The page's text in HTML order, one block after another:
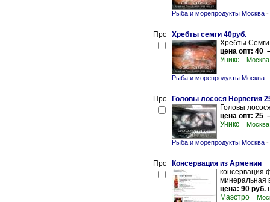
Рыба и морепродукты Москва -
Хребты семги 40руб.
Хребты Семги
цена опт: 40
Уникс
Москва
Рыба и морепродукты Москва -
Головы лосося Норвегия
Головы
цена опт: 25
Уникс
Москва
Рыба и морепродукты Москва -
Консервация из Армении
консервация
минеральная
цена: 90 руб.
Маэстро